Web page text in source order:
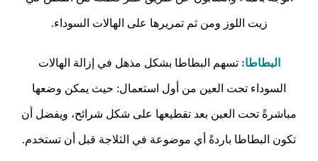
زيت اللوز ومن ثم تمريرها على الهالات السوداء.
البطاطا:تسهم البطاطا بشكل مذهل في إزالة الهالات
السوداء تحت العين من أول استعمال: حيث يمكن وضعها
مباشرةً تحت العين بعد تقطيعها على شكل شرائح، ويفضل أن
تكون البطاطا باردةً أي موضوعة في الثلاجة قبل أن تستخدم.